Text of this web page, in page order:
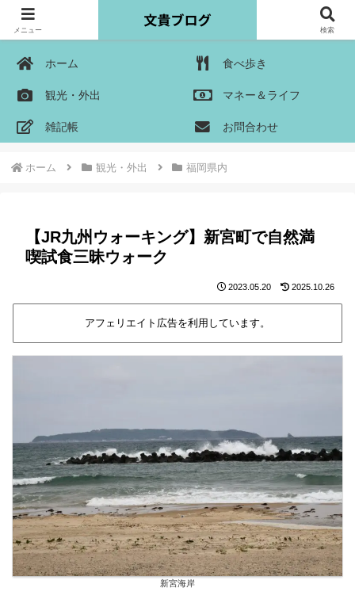
ホーム 食べ歩き
観光・外出 マネー＆ライフ
雑記帳 お問合わせ
ホーム 観光・外出 福岡県内
【JR九州ウォーキング】新宮町で自然満
喫試食三昧ウォーク
2023.05.20 2025.10.26
アフェリエイト広告を利用しています。
新宮海岸
メニュー 検索